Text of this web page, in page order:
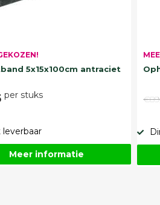
5x15x100cm antraciet
per stuks
leverbaar
Meer informatie